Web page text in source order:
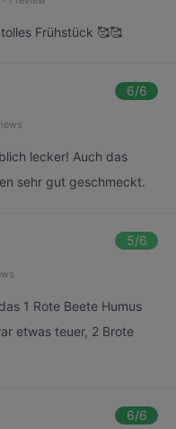
Frühstück 🥰🥰
6/6
lecker! Auch das
sehr gut geschmeckt.
5/6
1 Rote Beete Humus
etwas teuer, 2 Brote
6/6